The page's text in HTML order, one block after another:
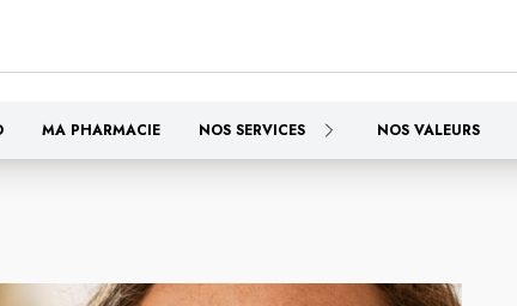
MA PHARMACIE NOS SERVICES NOS VALEURS